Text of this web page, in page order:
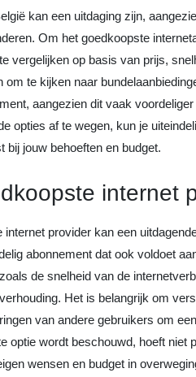
kan een uitdaging zijn,
Om het goedkoopste
vergelijken op basis van prijs,
te kijken naar
aangezien dit vaak
opties af te wegen, kun je
bij jouw behoeften en budget.
internet
provider kan een
abonnement dat ook voldoet
de snelheid van de
Het is belangrijk om
van andere gebruikers om
optie wordt beschouwd, hoeft niet
wensen en budget in